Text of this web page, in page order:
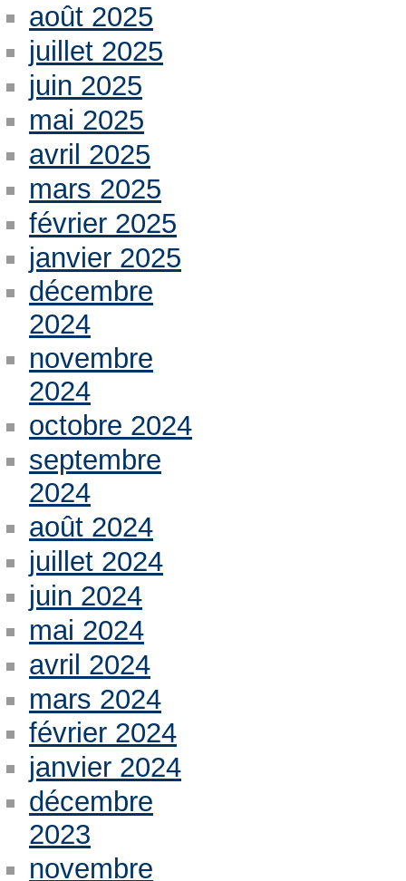
août 2025
juillet 2025
juin 2025
mai 2025
avril 2025
mars 2025
février 2025
janvier 2025
décembre
2024
novembre
2024
octobre 2024
septembre
2024
août 2024
juillet 2024
juin 2024
mai 2024
avril 2024
mars 2024
février 2024
janvier 2024
décembre
2023
novembre